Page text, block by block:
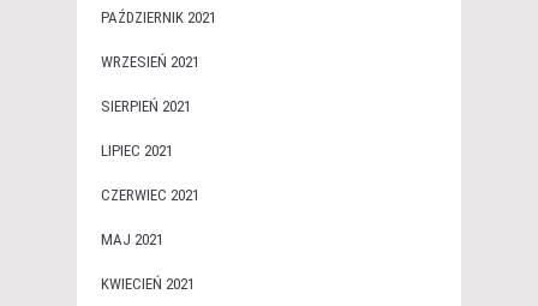
PAŹDZIERNIK 2021
WRZESIEŃ 2021
SIERPIEŃ 2021
LIPIEC 2021
CZERWIEC 2021
MAJ 2021
KWIECIEŃ 2021